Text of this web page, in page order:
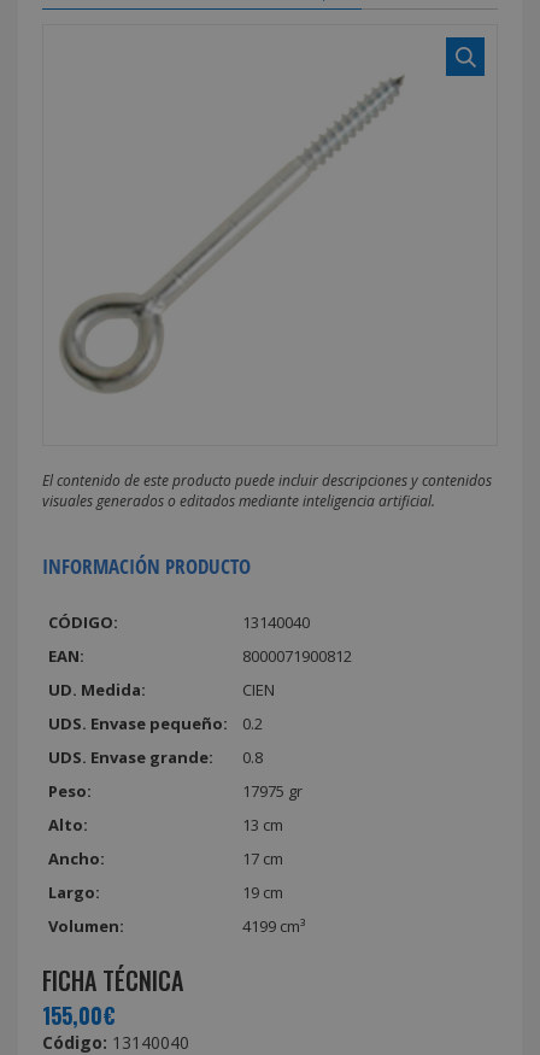
El contenido de este producto puede incluir descripciones y contenidos
visuales generados o editados mediante inteligencia artificial.
INFORMACIÓN PRODUCTO
CÓDIGO:
13140040
EAN:
8000071900812
UD. Medida:
CIEN
UDS. Envase pequeño:
0.2
UDS. Envase grande:
0.8
Peso:
17975 gr
Alto:
13 cm
Ancho:
17 cm
Largo:
19 cm
Volumen:
4199 cm³
FICHA TÉCNICA
155,00€
Código: 13140040